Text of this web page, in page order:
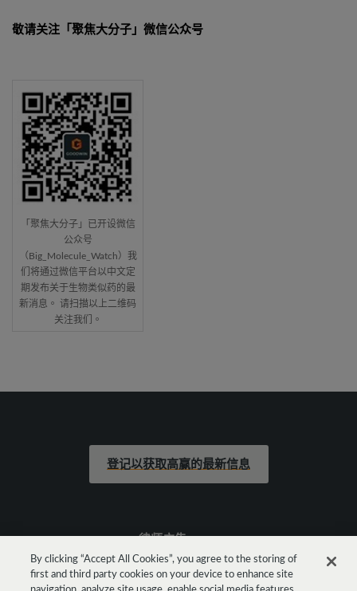
敬请关注「聚焦大分子」微信公众号
「聚焦大分子」已开设微信
公众号
（Big_Molecule_Watch）我
们将通过微信平台以中文定
期发布关于生物类似药的最
新消息。 请扫描以上二维码
关注我们。
登记以获取高赢的最新信息
律师广告
法律声明
By clicking “Accept All Cookies”, you agree to the storing of
first and third party cookies on your device to enhance site